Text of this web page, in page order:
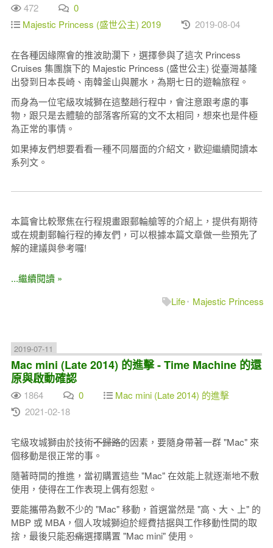
472
0
Majestic Princess (盛世公主) 2019
2019-08-04
在各種因緣際會的推波助瀾下，選擇參與了這次 Princess
Cruises 集團旗下的 Majestic Princess (盛世公主) 從臺灣基隆
出發到日本長崎、南韓釜山與麗水，為期七日的遊輪旅程。
而身為一位宅級攻城獅在這整趟行程中，會注意跟考慮的事
物，跟只是去體驗的部落客所寫的文不太相同，想來也是件極
為正常的事情。
如果捧友們想要看看一種不同層面的介紹文，歡迎繼續閱讀本
系列文。
本篇會比較聚焦在行程規畫跟郵輪艙等的介紹上，提供有期待
或在規劃郵輪行程的捧友們，可以根據本篇文章做一些預先了
解的建議與參考囉!
...繼續閱讀 »
Life
Majestic Princess
2019-07-11
Mac mini (Late 2014) 的進擊 - Time Machine 的還
原與啟動確認
1864 0
Mac mini (Late 2014) 的進擊
2021-02-18
宅級攻城獅由於技術不歸路的因素，要隨身帶著一群 "Mac" 來
個移動是很正常的事。
隨著時間的推進，當初購置這些 "Mac" 在效能上就逐漸地不敷
使用，使得在工作表現上偶有怨懟。
要能攜帶為數不少的 "Mac" 移動，首選當然是 "高、大、上" 的
MBP 或 MBA，個人攻城獅迫於經費拮据與工作移動性間的取
捨，最後只能忍痛選擇購置 "Mac mini" 使用。